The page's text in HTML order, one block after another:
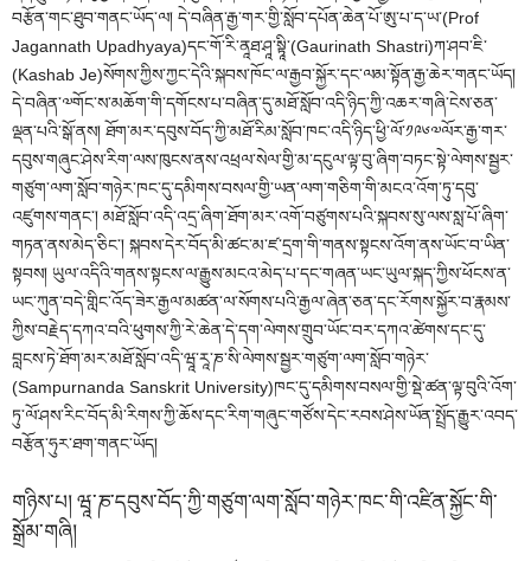
བརྩོན་གང་ཐུབ་གནང་ཡོད་ལ། དེ་བཞིན་རྒྱ་གར་གྱི་སློབ་དཔོན་ཆེན་པོ་ཨུ་པ་ད་ཡ་(Prof
Jagannath Upadhyaya)དང་གོ་རི་ནཱཐ་ཤཱ་སྟཱི་(Gaurinath Shastri)ཀ་ཤབ་ཇི་
(Kashab Je)སོགས་ཀྱིས་ཀྱང་དེའི་སྐབས་ཁོང་ལ་རྒྱབ་སྐྱོར་དང་ལམ་སྟོན་རྒྱ་ཆེར་གནང་ཡོད།
དེ་བཞིན་༧གོང་ས་མཆོག་གི་དགོངས་པ་བཞིན་དུ་མཐོ་སློབ་འདི་ཉིད་ཀྱི་འཆར་གཞི་ངེས་ཅན་
ལྡན་པའི་སྒོ་ནས། ཐོག་མར་དབུས་བོད་ཀྱི་མཐོ་རིམ་སློབ་ཁང་འདི་ཉིད་ཕྱི་ལོ་༡༩༦༧ལོར་རྒྱ་གར་
དབུས་གཞུང་ཤེས་རིག་ལས་ཁུངས་ནས་འཕྲལ་སེལ་གྱི་མ་དངུལ་ལྟ་བུ་ཞིག་བཏང་སྟེ་ལེགས་སྦྱར་
གཙུག་ལག་སློབ་གཉེར་ཁང་དུ་དམིགས་བསལ་གྱི་ཡན་ལག་གཅིག་གི་མངའ་འོག་ཏུ་དབུ་
འཛུགས་གནང་། མཐོ་སློབ་འདི་འདྲ་ཞིག་ཐོག་མར་འགོ་བཙུགས་པའི་སྐབས་སུ་ལས་སླ་པོ་ཞིག་
གཏན་ནས་མེད་ཅིང་། སྐབས་དེར་བོད་མི་ཚང་མ་ཛ་དྲག་གི་གནས་སྟངས་འོག་ནས་ཡོང་བ་ཡིན་
སྟབས། ཡུལ་འདིའི་གནས་སྟངས་ལ་རྒྱུས་མངའ་མེད་པ་དང་གཞན་ཡང་ཡུལ་སྐད་ཀྱིས་ཕོངས་ན་
ཡང་ཀུན་བདེ་གླིང་འོད་ཟེར་རྒྱལ་མཚན་ལ་སོགས་པའི་རྒྱལ་ཞེན་ཅན་དང་རོགས་སྐྱོར་བ་རྣམས་
ཀྱིས་བརྗེད་དཀའ་བའི་ཕུགས་ཀྱི་རེ་ཆེན་དེ་དག་ལེགས་གྲུབ་ཡོང་བར་དཀའ་ཚེགས་དང་དུ་
བླངས་ཏེ་ཐོག་མར་མཐོ་སློབ་འདི་ཝཱ་རཱ་ཎ་སི་ལེགས་སྦྱར་གཙུག་ལག་སློབ་གཉེར་
(Sampurnanda Sanskrit University)ཁང་དུ་དམིགས་བསལ་གྱི་སྡེ་ཚན་ལྟ་བུའི་འོག་
ཏུ་ལོ་ཤས་རིང་བོད་མི་རིགས་ཀྱི་ཆོས་དང་རིག་གཞུང་གཙོས་དེང་རབས་ཤེས་ཡོན་སྤྲོད་རྒྱུར་འབད་
བརྩོན་ཧུར་ཐག་གནང་ཡོད།
གཉིས་པ། ཝཱ་ཎ་དབུས་བོད་ཀྱི་གཙུག་ལག་སློབ་གཉེར་ཁང་གི་འཛིན་སྐྱོང་གི་
སྒྲོམ་གཞི།